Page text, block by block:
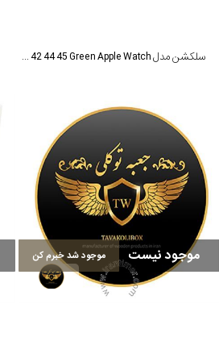
سلکشن مدل Viva Madrid 42 44 45 Green Apple Watch
موجود نیست موجود شد خبرم کن